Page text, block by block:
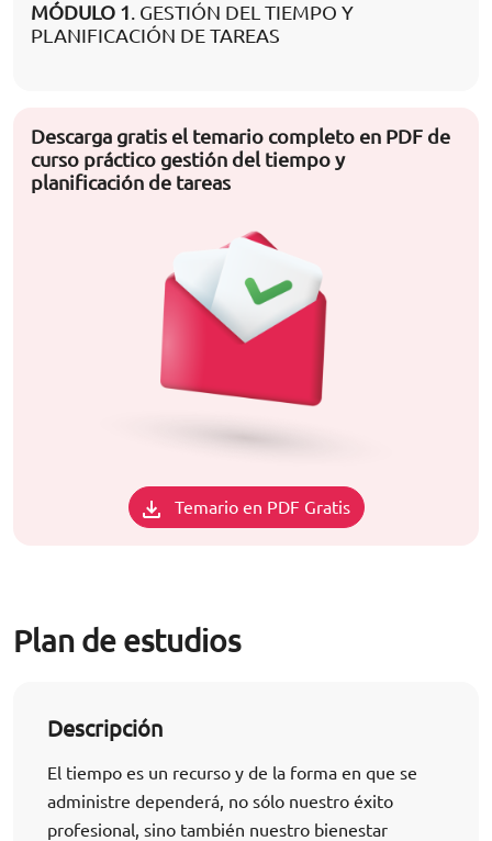
MÓDULO 1. GESTIÓN DEL TIEMPO Y
PLANIFICACIÓN DE TAREAS
Descarga gratis el temario completo en PDF de
curso práctico gestión del tiempo y
planificación de tareas
Temario en PDF Gratis
Plan de estudios
Descripción
El tiempo es un recurso y de la forma en que se
administre dependerá, no sólo nuestro éxito
profesional, sino también nuestro bienestar